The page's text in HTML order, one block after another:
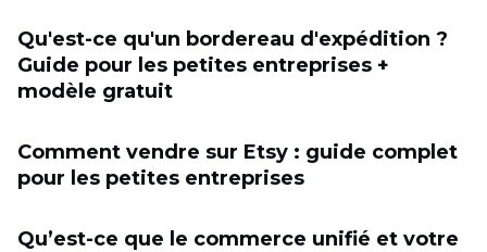
Qu'est-ce qu'un bordereau d'expédition ?
Guide pour les petites entreprises +
modèle gratuit
Comment vendre sur Etsy : guide complet
pour les petites entreprises
Qu’est-ce que le commerce unifié et votre